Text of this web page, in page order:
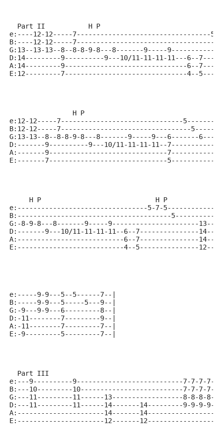
Part II           H P
e:----12-12-----7----------------------------------
B:----12-12-----
G:13--13-13--8--8-8-9-8---8-------9-----
D:14---------9----------9---10/11-11-11-11---6--
A:14---------9-------------------------------6--
E:12---------7-------------------------------4--
                H P
e:12-12-----7-------------------------------
B:12-12-----7---------------------------------
G:13-13--8--8-8-9-8---8-------9-----9---6-------
D:-------9----------9---10/11-11-11-11--
A:-------9------------------------------
E:-------7------------------------------
     H P                             H P
e:---------------------------------5-7-5------------
B:---------------------------------------5----------
G:-8-9-8---8-------9-----9----------------------13--
D:-------9---10/11-11-11-11--6--7---------------
A:---------------------------6--7---------------
E:---------------------------4--5---------------
e:-----9-9---5--5------7--|
B:-----9-9---5-----5---9--|
G:-9---9-9---6---------8--|
D:-11--------7---------9--|
A:-11--------7---------7--|
E:-9---------5---------7--|
  Part III
e:---9----------9---------------------------7-7-7-7-
B:---10---------10--------------------------7-7-7-7-
G:---11---------11------13------------------8-8-8-8-
D:---11---------11------14-------14---------9-9-9-9-
A:----------------------14-------
E:----------------------12-------